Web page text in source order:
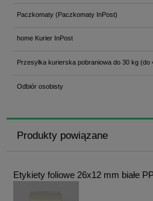
Paczkomaty(Paczkomaty InPost)
home Kurier InPost
Przesyłka kurierska pobraniowa do 30 kg(do
Odbiór osobisty
Produkty powiązane
Etykiety foliowe 26x12 mm białe